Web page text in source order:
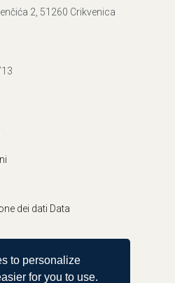
to personalize
for you to use.
2, 51260 Crikvenica
dei dati Data